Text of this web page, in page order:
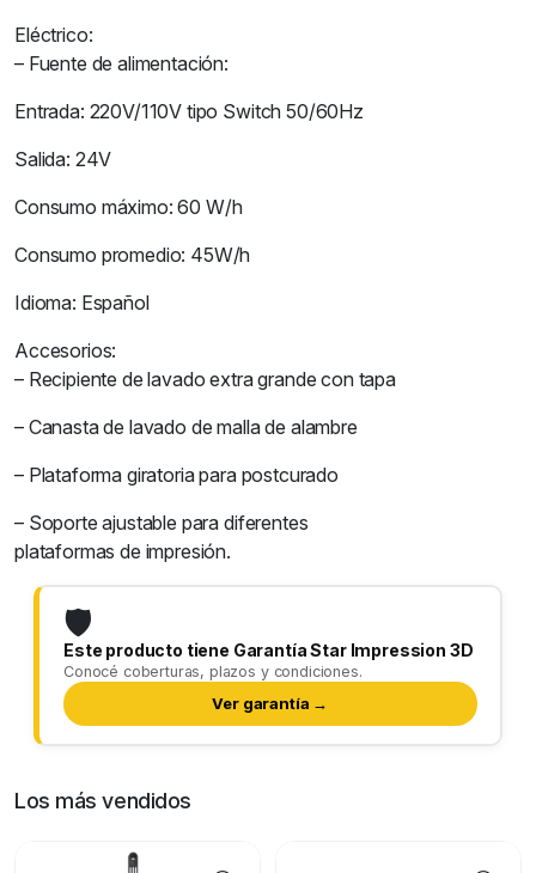
Eléctrico:
– Fuente de alimentación:
Entrada: 220V/110V tipo Switch 50/60Hz
Salida: 24V
Consumo máximo: 60 W/h
Consumo promedio: 45W/h
Idioma: Español
Accesorios:
– Recipiente de lavado extra grande con tapa
– Canasta de lavado de malla de alambre
– Plataforma giratoria para postcurado
– Soporte ajustable para diferentes
plataformas de impresión.
🛡️
Este producto tiene Garantía Star Impression 3D
Conocé coberturas, plazos y condiciones.
Ver garantía →
Los más vendidos